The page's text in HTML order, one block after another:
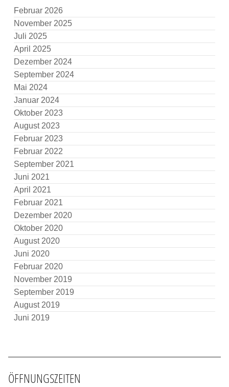
Februar 2026
November 2025
Juli 2025
April 2025
Dezember 2024
September 2024
Mai 2024
Januar 2024
Oktober 2023
August 2023
Februar 2023
Februar 2022
September 2021
Juni 2021
April 2021
Februar 2021
Dezember 2020
Oktober 2020
August 2020
Juni 2020
Februar 2020
November 2019
September 2019
August 2019
Juni 2019
ÖFFNUNGSZEITEN